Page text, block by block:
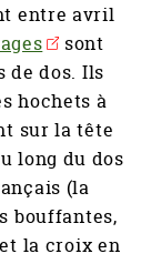
entre avril
sont
de dos. Ils
hochets à
sur la tête
long du dos
(la
bouffantes,
la croix en